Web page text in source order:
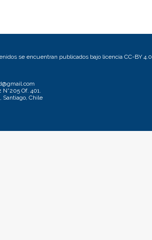
se encuentran publicados bajo licencia CC-BY 4.0
Of. 401.
Chile